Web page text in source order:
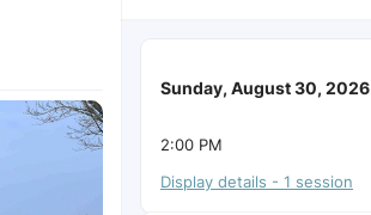
Sunday, August 30, 2026
2:00 PM
Display details - 1 session